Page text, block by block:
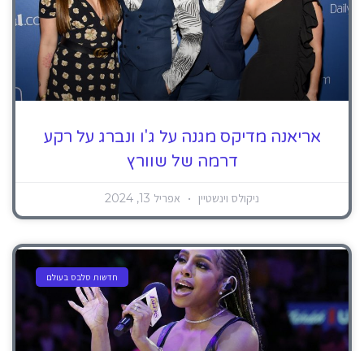
אריאנה מדיקס מגנה על ג'ו ונברג על רקע
דרמה של שוורץ
ניקולס וינשטיין אפריל 13, 2024
חדשות סלבס בעולם